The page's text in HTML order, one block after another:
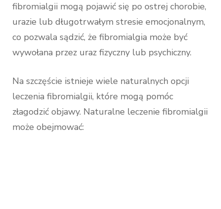
fibromialgii mogą pojawić się po ostrej chorobie,
urazie lub długotrwałym stresie emocjonalnym,
co pozwala sądzić, że fibromialgia może być
wywołana przez uraz fizyczny lub psychiczny.
Na szczęście istnieje wiele naturalnych opcji
leczenia fibromialgii, które mogą pomóc
złagodzić objawy. Naturalne leczenie fibromialgii
może obejmować: